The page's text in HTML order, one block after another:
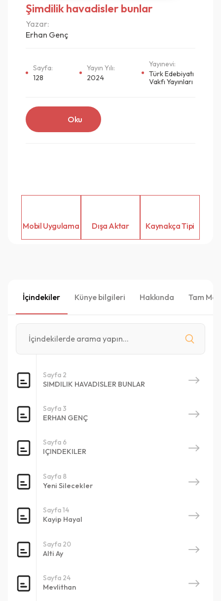
Şimdilik havadisler bunlar
Yazar:
Erhan Genç
Sayfa:
128
Yayın Yılı:
2024
Yayınevi:
Türk Edebiyatı
Vakfı Yayınları
Oku
Mobil Uygulama Dışa Aktar Kaynakça Tipi
İçindekiler Künye bilgileri Hakkında Tam
Sayfa 2
SIMDILIK HAVADISLER BUNLAR
Sayfa 3
ERHAN GENÇ
Sayfa 6
IÇINDEKILER
Sayfa 8
Yeni Silecekler
Sayfa 14
Kayip Hayal
Sayfa 20
Alti Ay
Sayfa 24
Mevlithan